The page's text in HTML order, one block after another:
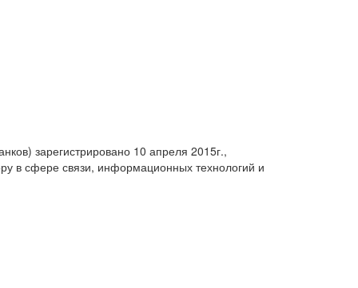
зарегистрировано 10 апреля 2015г.,
в сфере связи, информационных технологий и